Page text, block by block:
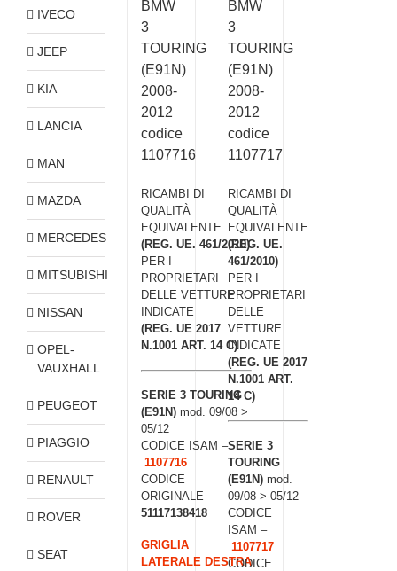
BMW
3
TOURING
(E91N)
2008-
2012
codice
1107716
RICAMBI DI
QUALITÀ
EQUIVALENTE
(REG. UE. 461/2010)
PER I
PROPRIETARI
DELLE VETTURE
INDICATE
(REG. UE 2017
N.1001 ART. 14 C)
SERIE 3 TOURING
(E91N)mod. 09/08 >
05/12
CODICE ISAM –
1107716
CODICE
ORIGINALE –
51117138418
GRIGLIA
LATERALE DESTRA
BMW
3
TOURING
(E91N)
2008-
2012
codice
1107717
RICAMBI DI
QUALITÀ
EQUIVALENTE
(REG. UE.
461/2010)
PER I
PROPRIETARI
DELLE
VETTURE
INDICATE
(REG. UE 2017
N.1001 ART.
14 C)
SERIE 3
TOURING
(E91N) mod.
09/08 > 05/12
CODICE
ISAM –
1107717
CODICE
IVECO
JEEP
KIA
LANCIA
MAN
MAZDA
MERCEDES
MITSUBISHI
NISSAN
OPEL-
VAUXHALL
PEUGEOT
PIAGGIO
RENAULT
ROVER
SEAT